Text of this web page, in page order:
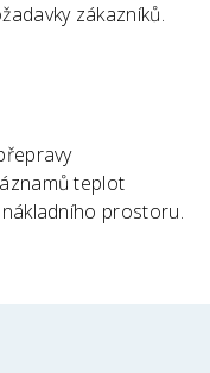
zákazníků.
teplot
prostoru.